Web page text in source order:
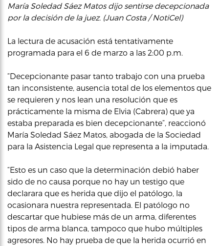
María Soledad Sáez Matos dijo sentirse decepcionada
por la decisión de la juez. (Juan Costa / NotiCel)
La lectura de acusación está tentativamente
programada para el 6 de marzo a las 2:00 p.m.
“Decepcionante pasar tanto trabajo con una prueba
tan inconsistente, ausencia total de los elementos que
se requieren y nos lean una resolución que es
prácticamente la misma de Elvia (Cabrera) que ya
estaba preparada es bien decepcionante”, reaccionó
María Soledad Sáez Matos, abogada de la Sociedad
para la Asistencia Legal que representa a la imputada.
“Esto es un caso que la determinación debió haber
sido de no causa porque no hay un testigo que
declarara que es herida que dijo el patólogo, la
ocasionara nuestra representada. El patólogo no
descartar que hubiese más de un arma, diferentes
tipos de arma blanca, tampoco que hubo múltiples
agresores. No hay prueba de que la herida ocurrió en